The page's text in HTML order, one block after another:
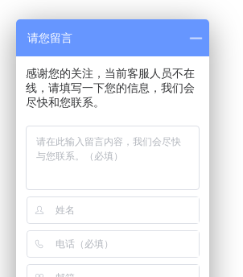
请您留言
感谢您的关注，当前客服人员不在
线，请填写一下您的信息，我们会
尽快和您联系。